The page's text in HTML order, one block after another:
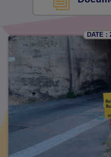
DATE :